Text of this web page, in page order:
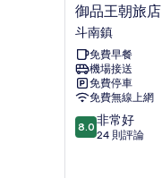
御
品
王
朝
旅
店
斗
南
鎮
御品王朝旅店
斗南鎮
免費早餐
機場接送
免費停車
免費無線上網
8.0
分，
8.0 非常好
24 則評論